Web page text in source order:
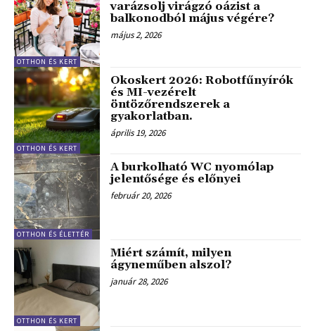
OTTHON ÉS KERT
varázsolj virágzó oázist a
balkonodból május végére?
május 2, 2026
OTTHON ÉS KERT
Okoskert 2026: Robotfűnyírók
és MI-vezérelt
öntözőrendszerek a
gyakorlatban.
április 19, 2026
OTTHON ÉS ÉLETTÉR
A burkolható WC nyomólap
jelentősége és előnyei
február 20, 2026
OTTHON ÉS KERT
Miért számít, milyen
ágyneműben alszol?
január 28, 2026